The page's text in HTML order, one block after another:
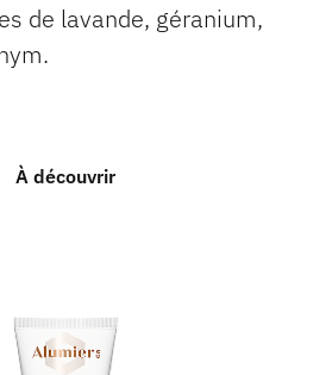
de lavande, géranium,
À découvrir